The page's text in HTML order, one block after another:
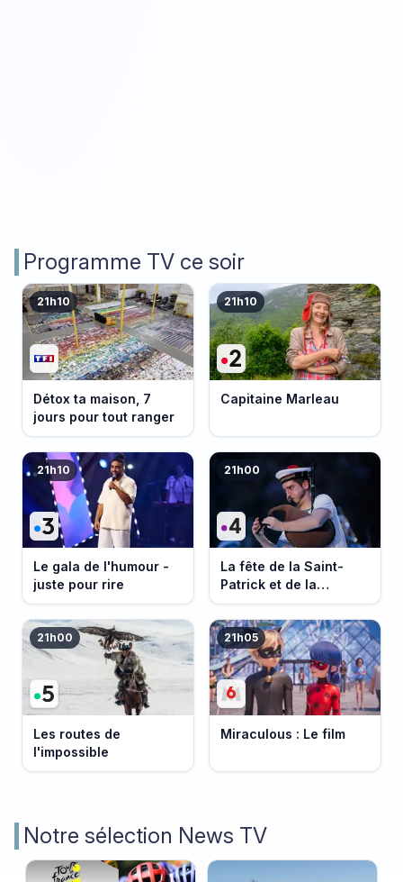
Programme TV ce soir
21h10
Détox ta maison, 7
jours pour tout ranger
21h10
Capitaine Marleau
21h10
Le gala de l'humour -
juste pour rire
21h00
La fête de la Saint-
Patrick et de la
Bretagne
21h00
Les routes de
l'impossible
21h05
Miraculous : Le film
Notre sélection News TV